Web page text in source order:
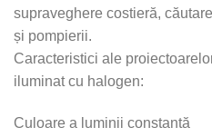
supraveghere costieră,
și pompierii.
Caracteristici ale
iluminat cu halogen:
Culoare a luminii constantă